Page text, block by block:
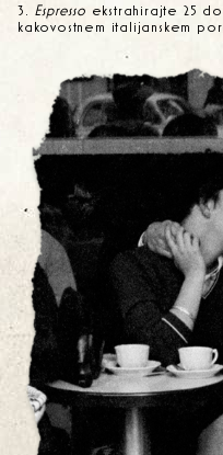
Espresso ekstrahirajte 25
kakovostnem italijanskem